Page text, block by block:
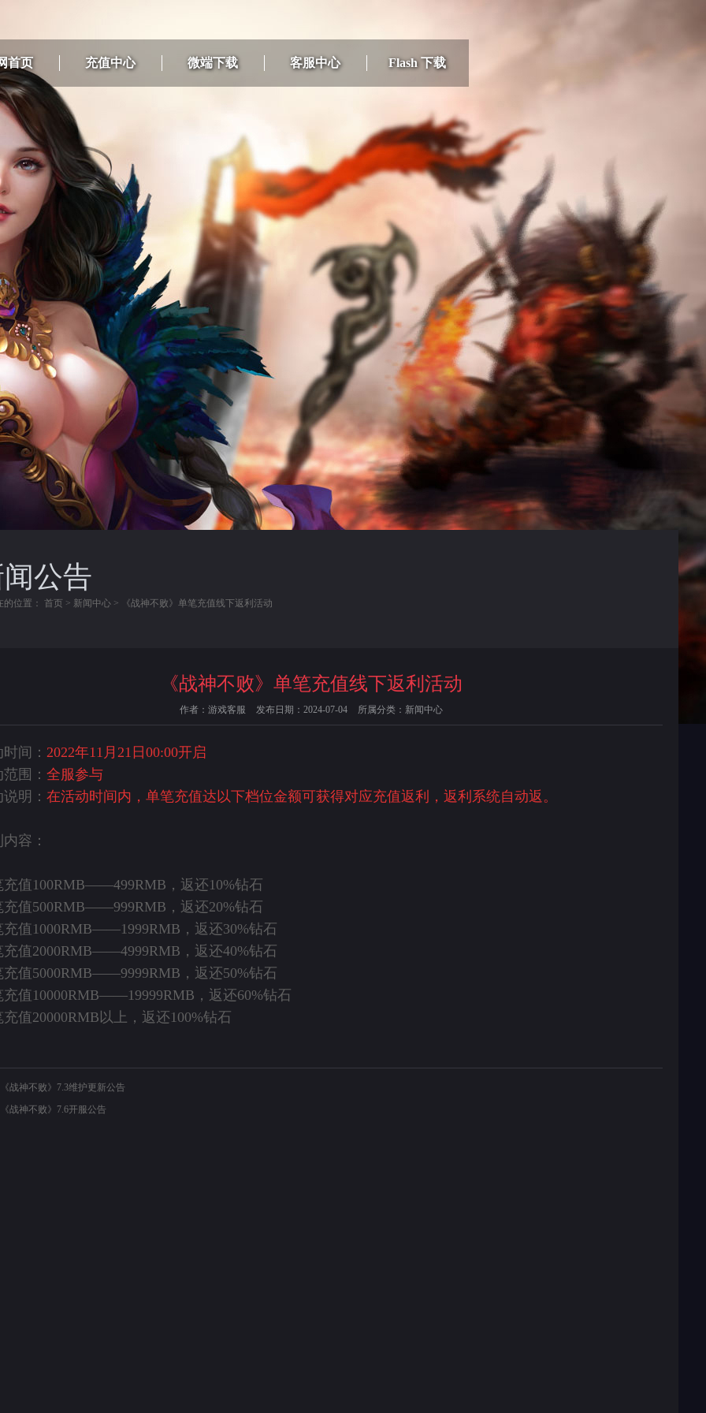
首页 充值中心 微端下载 客服中心 Flash 下载
公告
的位置： 首页 > 新闻中心> 《战神不败》单笔充值线下返利活动
《战神不败》单笔充值线下返利活动
作者：游戏客服 发布日期：2024-07-04 所属分类：新闻中心
间： 2022年11月21日00:00开启
围： 全服参与
明： 在活动时间内，单笔充值达以下档位金额可获得对应充值返利，返利系统自动返。
容：
充值100RMB——499RMB，返还10%钻石
充值500RMB——999RMB，返还20%钻石
充值1000RMB——1999RMB，返还30%钻石
充值2000RMB——4999RMB，返还40%钻石
充值5000RMB——9999RMB，返还50%钻石
充值10000RMB——19999RMB，返还60%钻石
值20000RMB以上，返还100%钻石
《战神不败》7.3维护更新公告
《战神不败》7.6开服公告